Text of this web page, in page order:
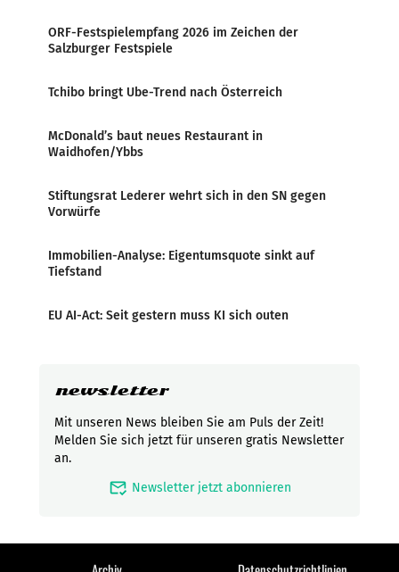
ORF-Festspielempfang 2026 im Zeichen der
Salzburger Festspiele
Tchibo bringt Ube-Trend nach Österreich
McDonald’s baut neues Restaurant in
Waidhofen/Ybbs
Stiftungsrat Lederer wehrt sich in den SN gegen
Vorwürfe
Immobilien-Analyse: Eigentumsquote sinkt auf
Tiefstand
EU AI-Act: Seit gestern muss KI sich outen
newsletter
Mit unseren News bleiben Sie am Puls der Zeit!
Melden Sie sich jetzt für unseren gratis Newsletter
an.
mark_email_read Newsletter jetzt abonnieren